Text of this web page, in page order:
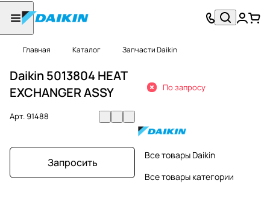
Главная Каталог Запчасти Daikin
Daikin 5013804 HEAT
EXCHANGER ASSY
Арт.91488
Запросить
По запросу
Все товары Daikin
Все товары категории